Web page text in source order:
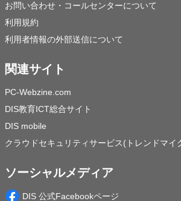
お問い合わせ・コールセンターについて
利用規約
利用者情報の外部送信について
関連サイト
PC-Webzine.com
DIS教育ICT総合サイト
DIS mobile
クラウドセキュリティサービス(トレンドマイ
ソーシャルメディア
DIS 公式Facebookページ